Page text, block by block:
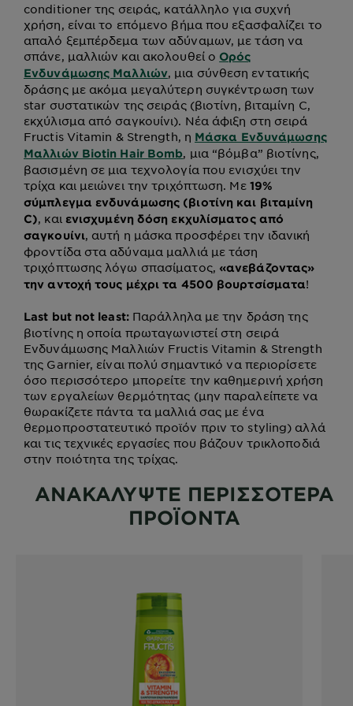
conditioner της σειράς, κατάλληλο για συχνή
χρήση, είναι το επόμενο βήμα που εξασφαλίζει το
απαλό ξεμπέρδεμα των αδύναμων, με τάση να
σπάνε, μαλλιών και ακολουθεί ο Ορός
Ενδυνάμωσης Μαλλιών, μια σύνθεση εντατικής
δράσης με ακόμα μεγαλύτερη συγκέντρωση των
star συστατικών της σειράς (βιοτίνη, βιταμίνη C,
εκχύλισμα από σαγκουίνι). Νέα άφιξη στη σειρά
Fructis Vitamin & Strength, η Μάσκα Ενδυνάμωσης
Μαλλιών Biotin Hair Bomb, μια “βόμβα” βιοτίνης,
βασισμένη σε μια τεχνολογία που ενισχύει την
τρίχα και μειώνει την τριχόπτωση. Με 19%
σύμπλεγμα ενδυνάμωσης (βιοτίνη και βιταμίνη
C), και ενισχυμένη δόση εκχυλίσματος από
σαγκουίνι, αυτή η μάσκα προσφέρει την ιδανική
φροντίδα στα αδύναμα μαλλιά με τάση
τριχόπτωσης λόγω σπασίματος, «ανεβάζοντας»
την αντοχή τους μέχρι τα 4500 βουρτσίσματα!
Last but not least: Παράλληλα με την δράση της
βιοτίνης η οποία πρωταγωνιστεί στη σειρά
Ενδυνάμωσης Μαλλιών Fructis Vitamin & Strength
της Garnier, είναι πολύ σημαντικό να περιορίσετε
όσο περισσότερο μπορείτε την καθημερινή χρήση
των εργαλείων θερμότητας (μην παραλείπετε να
θωρακίζετε πάντα τα μαλλιά σας με ένα
θερμοπροστατευτικό προϊόν πριν το styling) αλλά
και τις τεχνικές εργασίες που βάζουν τρικλοποδιά
στην ποιότητα της τρίχας.
ΑΝΑΚΑΛΥΨΤΕ ΠΕΡΙΣΣΟΤΕΡΑ
ΠΡΟΪΟΝΤΑ